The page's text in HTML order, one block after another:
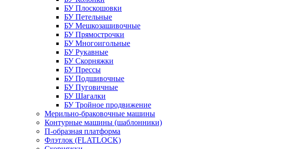
БУ Плоскошовки
БУ Петельные
БУ Мешкозашивочные
БУ Прямострочки
БУ Многоигольные
БУ Рукавные
БУ Скорняжки
БУ Прессы
БУ Подшивочные
БУ Пуговичные
БУ Шагалки
БУ Тройное продвижение
Мерильно-браковочные машины
Контурные машины (шаблонники)
П-образная платформа
Флэтлок (FLATLOCK)